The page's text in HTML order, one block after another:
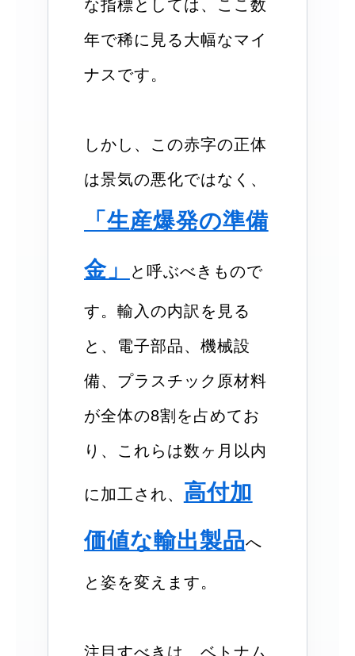
な指標としては、ここ数
年で稀に見る大幅なマイ
ナスです。
しかし、この赤字の正体
は景気の悪化ではなく、
「生産爆発の準備
金」
と呼ぶべきもので
す。輸入の内訳を見る
と、電子部品、機械設
備、プラスチック原材料
が全体の8割を占めてお
り、これらは数ヶ月以内
に加工され、 高付加
価値な輸出製品へ
と姿を変えます。
注目すべきは、ベトナム